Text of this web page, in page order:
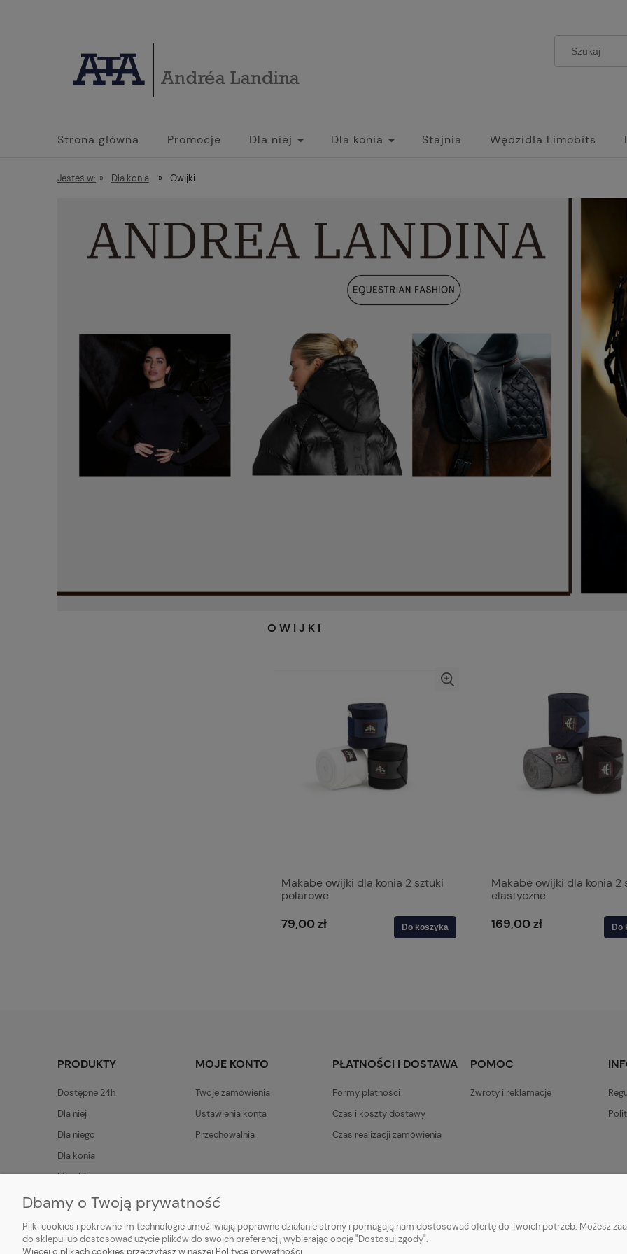
Strona główna Promocje Dla niej Dla konia Stajnia Wędzidła Limobits
Jesteś w: » Dla konia » Owijki
OWIJKI
Makabe owijki dla konia 2 sztuki
polarowe
79,00 zł Do koszyka
Makabe owijki dla konia 2
elastyczne
169,00 zł Do
PRODUKTY
Dostępne 24h
Dla niej
Dla niego
Dla konia
Limobits
Linia techniczna
MOJE KONTO
Twoje zamówienia
Ustawienia konta
Przechowalnia
PŁATNOŚCI I DOSTAWA
Formy płatności
Czas i koszty dostawy
Czas realizacji zamówienia
POMOC
Zwroty i reklamacje
Dbamy o Twoją prywatność
Pliki cookies i pokrewne im technologie umożliwiają poprawne działanie strony i pomagają nam dostosować ofertę do Twoich potrzeb. Możesz
do sklepu lub dostosować użycie plików do swoich preferencji, wybierając opcję "Dostosuj zgody".
Więcej o plikach cookies przeczytasz w naszej Polityce prywatności.